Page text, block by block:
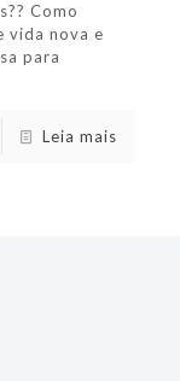
Como
vida nova e
para
Leia mais